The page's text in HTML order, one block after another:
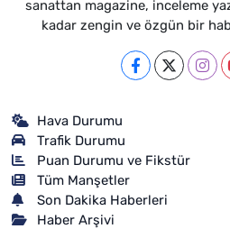
sanattan magazine, inceleme
kadar zengin ve özgün bir
Hava Durumu
Trafik Durumu
Puan Durumu ve Fikstür
Tüm Manşetler
Son Dakika Haberleri
Haber Arşivi